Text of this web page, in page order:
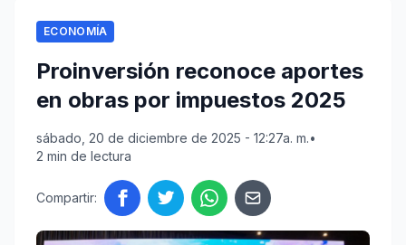
ECONOMÍA
Proinversión reconoce aportes
en obras por impuestos 2025
sábado, 20 de diciembre de 2025 - 12:27a. m.•
2 min de lectura
Compartir: